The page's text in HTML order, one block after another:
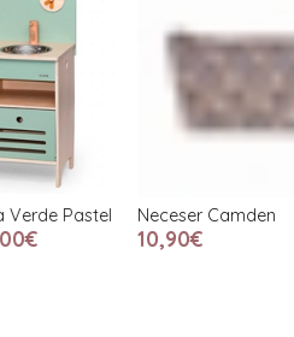
Neceser Camden
10,90€